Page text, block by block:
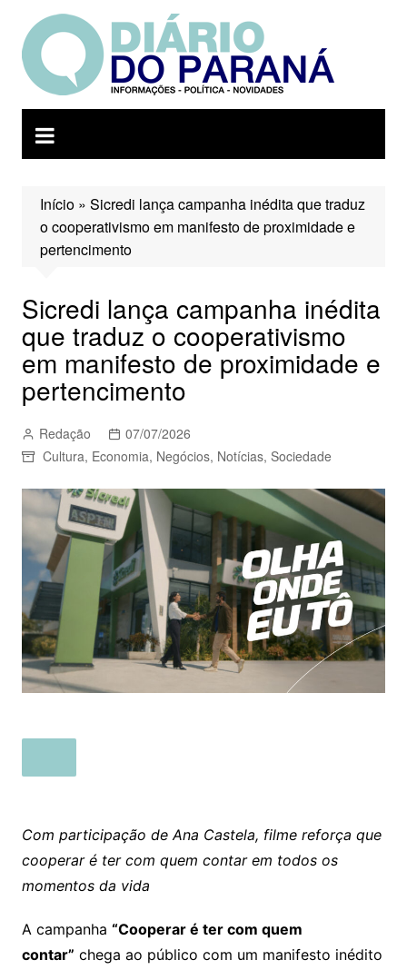
para
conteúdo
Início» Sicredi lança campanha inédita que traduz
o cooperativismo em manifesto de proximidade e
pertencimento
Sicredi lança campanha inédita
que traduz o cooperativismo
em manifesto de proximidade e
pertencimento
Redação
07/07/2026
Cultura, Economia, Negócios, Notícias, Sociedade
Com participação de Ana Castela, filme reforça que
cooperar é ter com quem contar em todos os
momentos da vida
A campanha “Cooperar é ter com quem
contar” chega ao público com um manifesto inédito